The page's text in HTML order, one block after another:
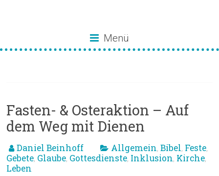
Menü
Fasten- & Osteraktion – Auf
dem Weg mit Dienen
Daniel Beinhoff Allgemein,Bibel, Feste,
Gebete, Glaube, Gottesdienste, Inklusion, Kirche,
Leben